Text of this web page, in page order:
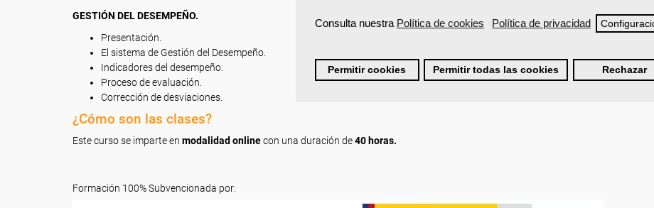
Consulta nuestra Política de cookies Política de privacidad
Permitir cookies Permitir todas las cookies Rechazar
GESTIÓN DEL DESEMPEÑO.
Presentación.
El sistema de Gestión del Desempeño.
Indicadores del desempeño.
Proceso de evaluación.
Corrección de desviaciones.
¿Cómo son las clases?
Este curso se imparte en modalidad onlinecon una duración de40 horas.
Formación 100% Subvencionada por: